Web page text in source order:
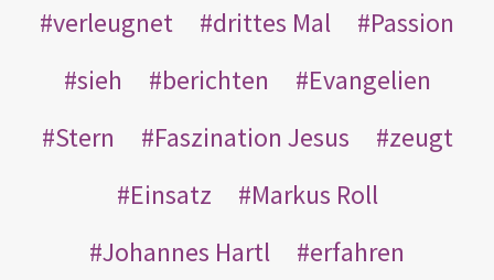
verleugnet
drittes Mal
Passion
sieh
berichten
Evangelien
Stern
Faszination Jesus
zeugt
Einsatz
Markus Roll
Johannes Hartl
erfahren